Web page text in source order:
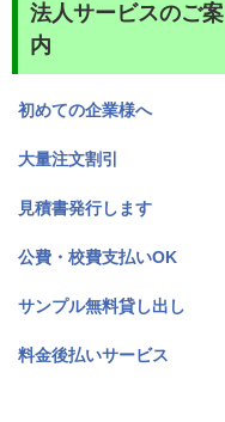
法人サービスのご案
内
初めての企業様へ
大量注文割引
見積書発行します
公費・校費支払いOK
サンプル無料貸し出し
料金後払いサービス